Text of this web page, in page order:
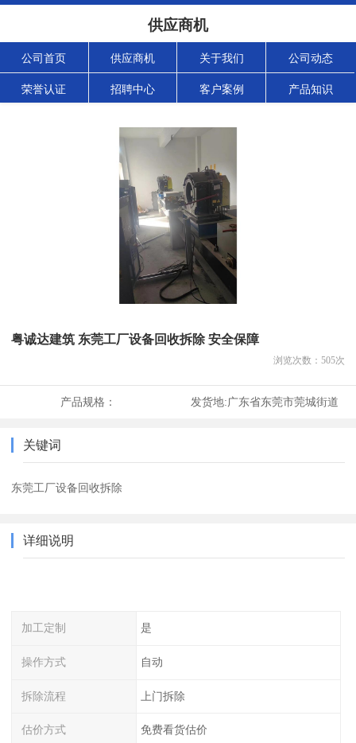
供应商机
公司首页 供应商机 关于我们 公司动态
荣誉认证 招聘中心 客户案例 产品知识
粤诚达建筑 东莞工厂设备回收拆除 安全保障
浏览次数： 505次
产品规格： 发货地:广东省东莞市莞城街道
关键词
东莞工厂设备回收拆除
详细说明
加工定制 是
操作方式 自动
拆除流程 上门拆除
估价方式 免费看货估价